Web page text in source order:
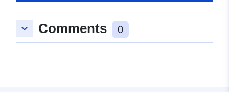
3d56-8309-8140-11d2a3da01da
keyboard_arrow_down Comments 0